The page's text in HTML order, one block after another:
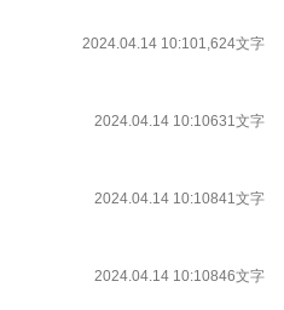
2024.04.14 10:101,624文字
2024.04.14 10:10631文字
2024.04.14 10:10841文字
2024.04.14 10:10846文字